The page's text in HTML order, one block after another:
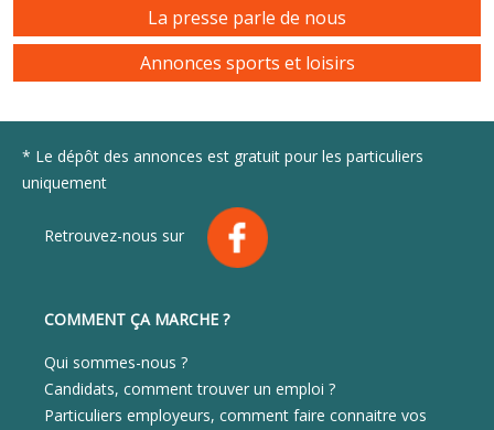
La presse parle de nous
Annonces sports et loisirs
* Le dépôt des annonces est gratuit pour les particuliers
uniquement
Retrouvez-nous sur
COMMENT ÇA MARCHE ?
Qui sommes-nous ?
Candidats, comment trouver un emploi ?
Particuliers employeurs, comment faire connaitre vos